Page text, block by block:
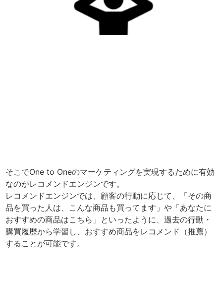
そこでOne to Oneのマーケティングを実現するために有効
なのがレコメンドエンジンです。
レコメンドエンジンでは、顧客の行動に応じて、「その商
品を買った人は、こんな商品も買ってます」や「あなたに
おすすめの商品はこちら」といったように、過去の行動・
購買履歴から学習し、おすすめ商品をレコメンド（推薦）
することが可能です。